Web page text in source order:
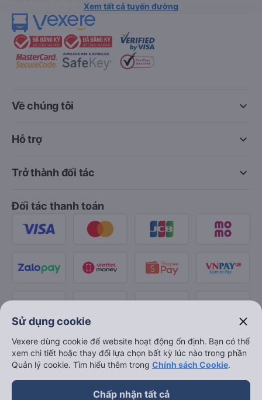
Xem tất cả tuyến đường
keyboard_arrow_down
Về chúng tôi
keyboard_arrow_down
Hỗ trợ
keyboard_arrow_down
Trở thành đối tác
Đối tác thanh toán
Sử dụng cookie close
Vexere dùng cookie để website hoạt động ổn định. Bạn có thể
xem chi tiết hoặc thay đổi lựa chọn bất kỳ lúc nào trong phần
Quản lý cookie. Tìm hiểu thêm trong Chính sách Cookie.
Chấp nhận tất cả